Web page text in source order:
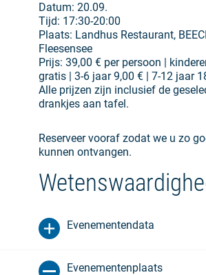
Datum: 20.09.
Tijd: 17:30-20:00
Plaats: Landhus Restaurant,
Fleesensee
Prijs: 39,00 € per persoon |
gratis | 3-6 jaar 9,00 € | 7-12 jaar
Alle prijzen zijn inclusief de
drankjes aan tafel.
Reserveer vooraf zodat we u zo
kunnen ontvangen.
Evenementendata
Evenementenplaats